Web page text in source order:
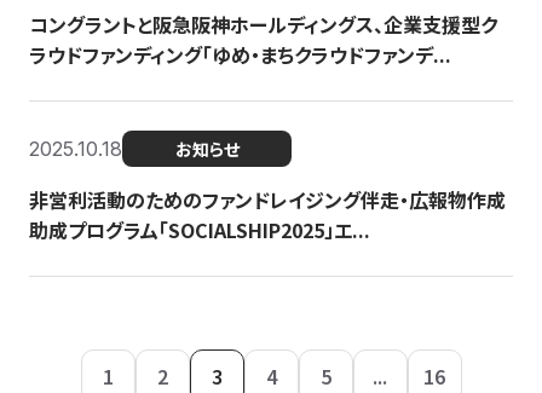
コングラントと阪急阪神ホールディングス、企業支援型ク
ラウドファンディング「ゆめ・まちクラウドファンデ...
2025.10.18 お知らせ
非営利活動のためのファンドレイジング伴走・広報物作成
助成プログラム「SOCIALSHIP2025」エ...
1 2 3 4 5 ... 16